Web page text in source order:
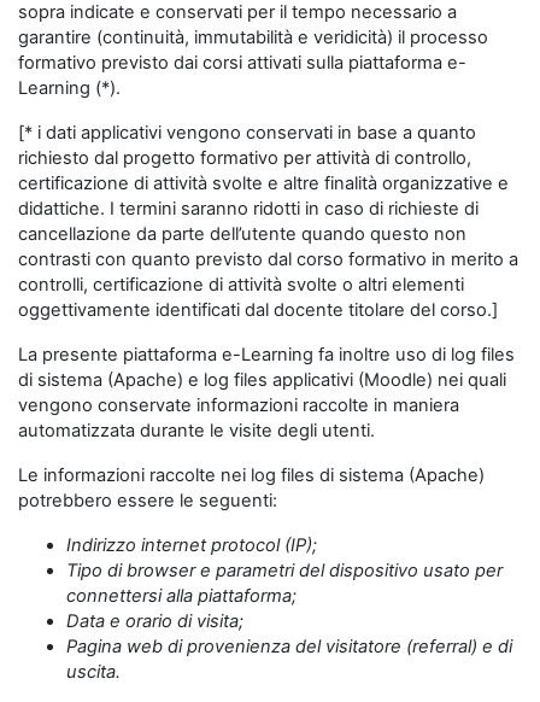
sopra indicate e conservati per il tempo necessario a
garantire (continuità, immutabilità e veridicità) il processo
formativo previsto dai corsi attivati sulla piattaforma e-
Learning (*).
[* i dati applicativi vengono conservati in base a quanto
richiesto dal progetto formativo per attività di controllo,
certificazione di attività svolte e altre finalità organizzative e
didattiche. I termini saranno ridotti in caso di richieste di
cancellazione da parte dell’utente quando questo non
contrasti con quanto previsto dal corso formativo in merito a
controlli, certificazione di attività svolte o altri elementi
oggettivamente identificati dal docente titolare del corso.]
La presente piattaforma e-Learning fa inoltre uso di log files
di sistema (Apache) e log files applicativi (Moodle) nei quali
vengono conservate informazioni raccolte in maniera
automatizzata durante le visite degli utenti.
Le informazioni raccolte nei log files di sistema (Apache)
potrebbero essere le seguenti:
Indirizzo internet protocol (IP);
Tipo di browser e parametri del dispositivo usato per
connettersi alla piattaforma;
Data e orario di visita;
Pagina web di provenienza del visitatore (referral) e di
uscita.